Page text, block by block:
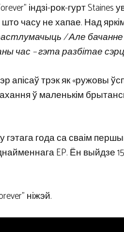
індзі-рок-гурт
часу не хапае. Над
/ Але
час – гэта разбітае
трэк як «ружовы
ў маленькім
года са сваім
EP. Ён выйдзе
ніжэй.